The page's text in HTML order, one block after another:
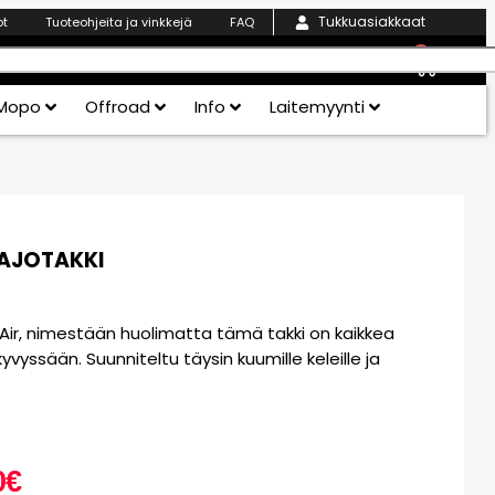
Tuoteohjeita ja vinkkejä FAQ Tukkuasiakkaat
0
Offroad Info Laitemyynti
nimestään huolimatta tämä takki on kaikkea
Suunniteltu täysin kuumille keleille ja
€